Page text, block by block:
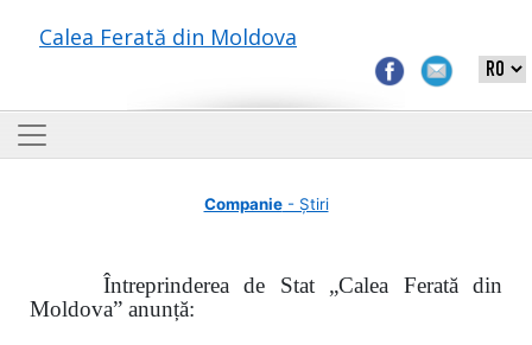
Calea Ferată din Moldova
Companie- Știri
Întreprinderea de Stat „Calea Ferată din
Moldova” anunță: